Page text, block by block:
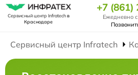
Сервисный центр Infratechв
Краснодаре
+7 (861)
Ежедневно
Сервисный центр Infratech